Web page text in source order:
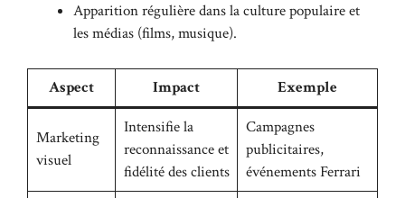
Apparition régulière dans la culture populaire et
les médias (films, musique).
Aspect Impact Exemple
Marketing
visuel
Intensifie la
reconnaissance et
fidélité des clients
Campagnes
publicitaires,
événements Ferrari